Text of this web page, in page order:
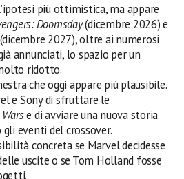
più ottimistica, ma appare
Doomsday(dicembre 2026) e
2027), oltre ai numerosi
annunciati, lo spazio per un
ridotto.
che oggi appare più plausibile.
e Sony di sfruttare le
e di avviare una nuova storia
eventi del crossover.
concreta se Marvel decidesse
uscite o se Tom Holland fosse